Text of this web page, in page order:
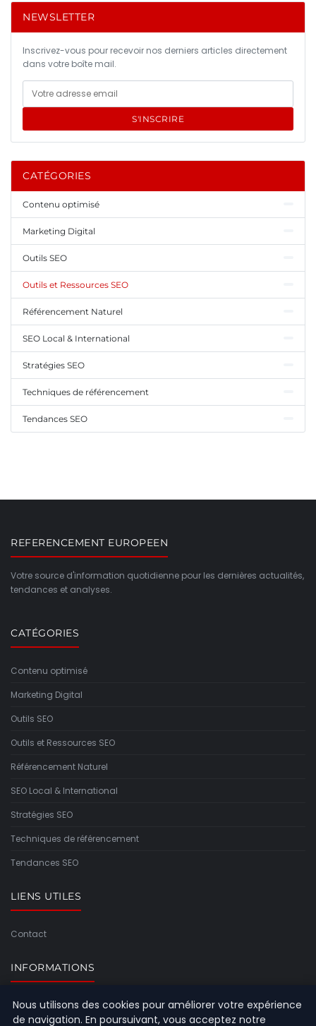
NEWSLETTER
Inscrivez-vous pour recevoir nos derniers articles directement
dans votre boîte mail.
S'INSCRIRE
CATÉGORIES
Contenu optimisé
Marketing Digital
Outils SEO
Outils et Ressources SEO
Référencement Naturel
SEO Local & International
Stratégies SEO
Techniques de référencement
Tendances SEO
REFERENCEMENT EUROPEEN
Votre source d'information quotidienne pour les dernières actualités,
tendances et analyses.
CATÉGORIES
Contenu optimisé
Marketing Digital
Outils SEO
Outils et Ressources SEO
Référencement Naturel
SEO Local & International
Stratégies SEO
Techniques de référencement
Tendances SEO
LIENS UTILES
Contact
INFORMATIONS
Plan du site
Nous utilisons des cookies pour améliorer votre expérience
de navigation. En poursuivant, vous acceptez notre